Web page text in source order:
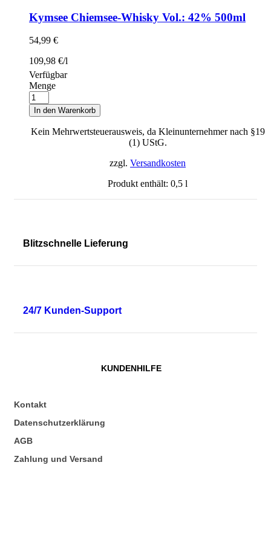
Kymsee Chiemsee-Whisky Vol.: 42% 500ml
54,99 €
109,98 €/l
Verfügbar
Menge
In den Warenkorb
Kein Mehrwertsteuerausweis, da Kleinunternehmer nach §19
(1) UStG.
zzgl. Versandkosten
Produkt enthält: 0,5 l
Blitzschnelle Lieferung
24/7 Kunden-Support
KUNDENHILFE
Kontakt
Datenschutzerklärung
AGB
Zahlung und Versand